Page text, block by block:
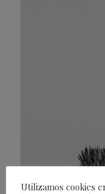
Utilizamos cookies